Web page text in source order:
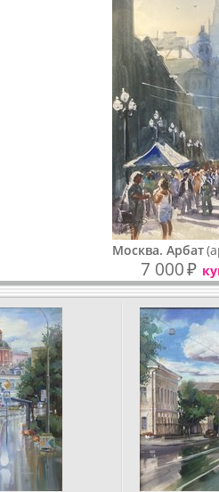
Москва. Арбат
7 000₽